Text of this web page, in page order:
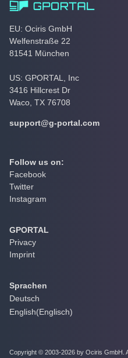
EU: Ociris GmbH
Welfenstraße 22
81541 München
US: GPORTAL, Inc
3416 Hillcrest Dr
Waco, TX 76708
support@g-portal.com
Follow us on:
Facebook
Twitter
Instagram
GPORTAL
Privacy
Imprint
Sprachen
Deutsch
English(Englisch)
Copyright © 2003-2026 by Ociris GmbH.